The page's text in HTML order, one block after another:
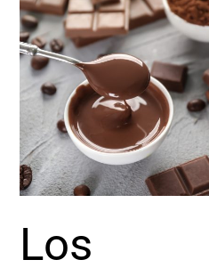
Los
del
chocolate:
un
regalo
para
salud